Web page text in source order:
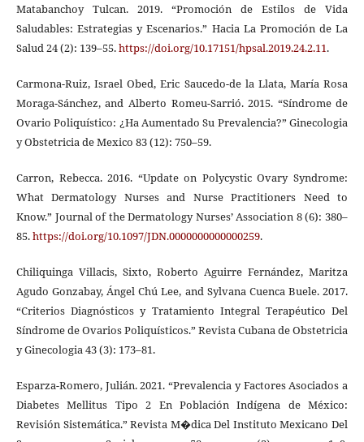
Matabanchoy Tulcan. 2019. “Promoción de Estilos de Vida
Saludables: Estrategias y Escenarios.” Hacia La Promoción de La
Salud 24 (2): 139–55.https://doi.org/10.17151/hpsal.2019.24.2.11.
Carmona-Ruiz, Israel Obed, Eric Saucedo-de la Llata, María Rosa
Moraga-Sánchez, and Alberto Romeu-Sarrió. 2015. “Síndrome de
Ovario Poliquístico: ¿Ha Aumentado Su Prevalencia?” Ginecologia
y Obstetricia de Mexico 83 (12): 750–59.
Carron, Rebecca. 2016. “Update on Polycystic Ovary Syndrome:
What Dermatology Nurses and Nurse Practitioners Need to
Know.” Journal of the Dermatology Nurses’ Association 8 (6): 380–
85.https://doi.org/10.1097/JDN.0000000000000259.
Chiliquinga Villacis, Sixto, Roberto Aguirre Fernández, Maritza
Agudo Gonzabay, Ángel Chú Lee, and Sylvana Cuenca Buele. 2017.
“Criterios Diagnósticos y Tratamiento Integral Terapéutico Del
Síndrome de Ovarios Poliquísticos.” Revista Cubana de Obstetricia
y Ginecologia 43 (3): 173–81.
Esparza-Romero, Julián. 2021. “Prevalencia y Factores Asociados a
Diabetes Mellitus Tipo 2 En Población Indígena de México:
Revisión Sistemática.” Revista M�dica Del Instituto Mexicano Del